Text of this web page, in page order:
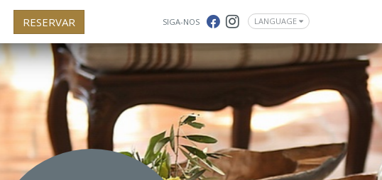
RESERVAR SIGA-NOS LANGUAGE